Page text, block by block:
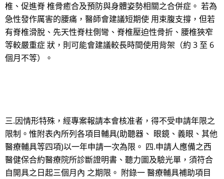
椎、促進脊 椎骨癒合及預防與身體姿勢相關之合併症。 若為
急性發作厲害的腰痛，醫師會建議短期使 用束腹支撐，但若
有脊椎滑脫、先天性脊柱側彎、脊椎壓迫性骨折、腰椎狹窄
等較嚴重症 狀，則可能會建議較長時間使用背架（約 3 至 6
個月不等）。
三.因情形特殊，經專案報請本會核准者，得不受申請年限之
限制。惟附表內所列各項目輔具(助聽器、 眼鏡、義眼、其他
醫療輔具等四項)以一年申請一次為限。 四.申請人應備之西
醫健保合約醫療院所診斷證明書、聽力圖及驗光單，須符合
自開具之日起三個月內 之期限。 附錄一 醫療輔具補助項目